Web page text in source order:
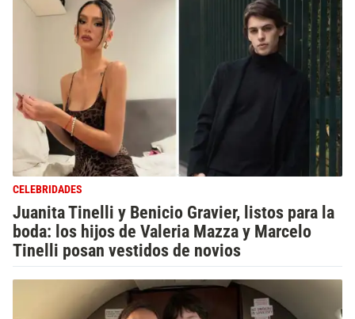
CELEBRIDADES
Juanita Tinelli y Benicio Gravier, listos para la
boda: los hijos de Valeria Mazza y Marcelo
Tinelli posan vestidos de novios